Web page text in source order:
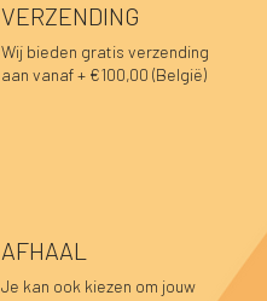
VERZENDING
Wij bieden gratis verzending
aan vanaf + €100,00 (België)
AFHAAL
Je kan ook kiezen om jouw